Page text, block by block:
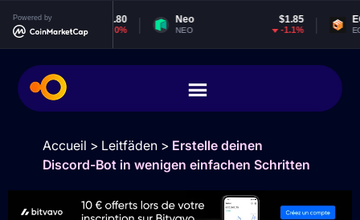
Powered by
$1,911.80
0%
EOS
EOS
Accueil > Leitfäden> Erstelle deinen
Discord-Bot in wenigen einfachen Schritten